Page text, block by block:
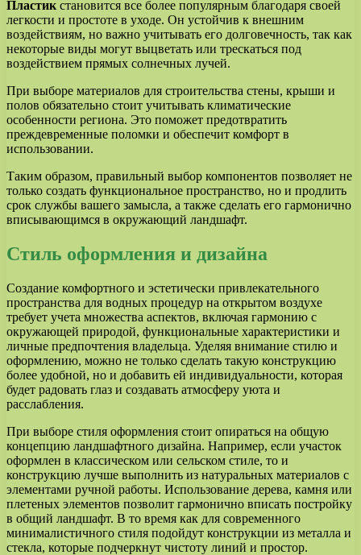
Пластик становится все более популярным благодаря своей
легкости и простоте в уходе. Он устойчив к внешним
воздействиям, но важно учитывать его долговечность, так как
некоторые виды могут выцветать или трескаться под
воздействием прямых солнечных лучей.
При выборе материалов для строительства стены, крыши и
полов обязательно стоит учитывать климатические
особенности региона. Это поможет предотвратить
преждевременные поломки и обеспечит комфорт в
использовании.
Таким образом, правильный выбор компонентов позволяет не
только создать функциональное пространство, но и продлить
срок службы вашего замысла, а также сделать его гармонично
вписывающимся в окружающий ландшафт.
Стиль оформления и дизайна
Создание комфортного и эстетически привлекательного
пространства для водных процедур на открытом воздухе
требует учета множества аспектов, включая гармонию с
окружающей природой, функциональные характеристики и
личные предпочтения владельца. Уделяя внимание стилю и
оформлению, можно не только сделать такую конструкцию
более удобной, но и добавить ей индивидуальности, которая
будет радовать глаз и создавать атмосферу уюта и
расслабления.
При выборе стиля оформления стоит опираться на общую
концепцию ландшафтного дизайна. Например, если участок
оформлен в классическом или сельском стиле, то и
конструкцию лучше выполнить из натуральных материалов с
элементами ручной работы. Использование дерева, камня или
плетеных элементов позволит гармонично вписать постройку
в общий ландшафт. В то время как для современного
минималистичного стиля подойдут конструкции из металла и
стекла, которые подчеркнут чистоту линий и простор.